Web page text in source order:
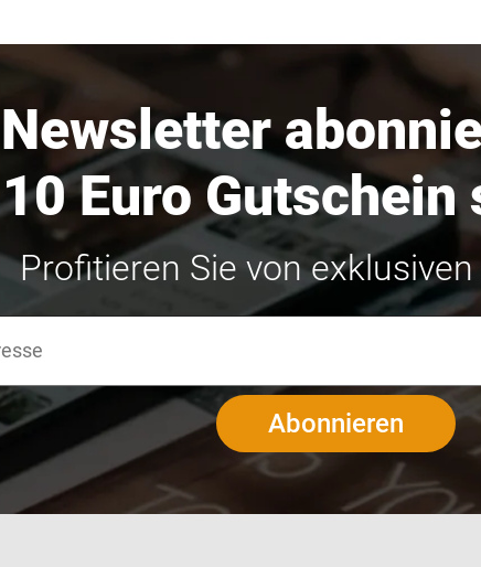
Newsletter
10 Euro Gutschein
Profitieren Sie von
Abonnieren